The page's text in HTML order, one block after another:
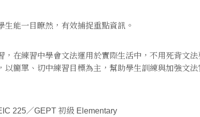
能一目瞭然，有效捕捉重點資訊。
在練習中學會文法運用於實際生活中，不用死背文法
簡單、切中練習目標為主，幫助學生訓練與加強文法
225／GEPT 初級 Elementary